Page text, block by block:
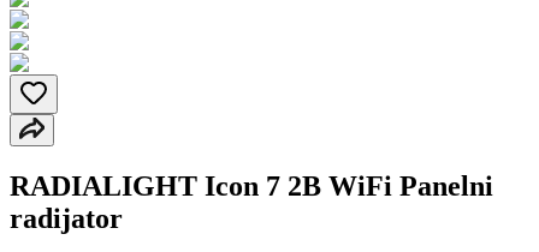
RADIALIGHT Icon 7 2B WiFi Panelni
radijator